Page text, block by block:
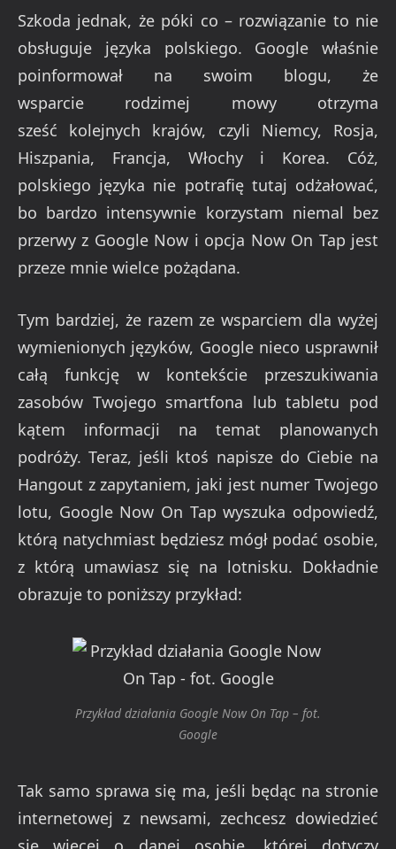
Szkoda jednak, że póki co – rozwiązanie to nie
obsługuje języka polskiego. Google właśnie
poinformował na swoim blogu, że
wsparcie rodzimej mowy otrzyma
sześć kolejnych krajów, czyli Niemcy, Rosja,
Hiszpania, Francja, Włochy i Korea. Cóż,
polskiego języka nie potrafię tutaj odżałować,
bo bardzo intensywnie korzystam niemal bez
przerwy z Google Now i opcja Now On Tap jest
przeze mnie wielce pożądana.
Tym bardziej, że razem ze wsparciem dla wyżej
wymienionych języków, Google nieco usprawnił
całą funkcję w kontekście przeszukiwania
zasobów Twojego smartfona lub tabletu pod
kątem informacji na temat planowanych
podróży. Teraz, jeśli ktoś napisze do Ciebie na
Hangout z zapytaniem, jaki jest numer Twojego
lotu, Google Now On Tap wyszuka odpowiedź,
którą natychmiast będziesz mógł podać osobie,
z którą umawiasz się na lotnisku. Dokładnie
obrazuje to poniższy przykład:
Przykład działania Google Now On Tap – fot.
Google
Tak samo sprawa się ma, jeśli będąc na stronie
internetowej z newsami, zechcesz dowiedzieć